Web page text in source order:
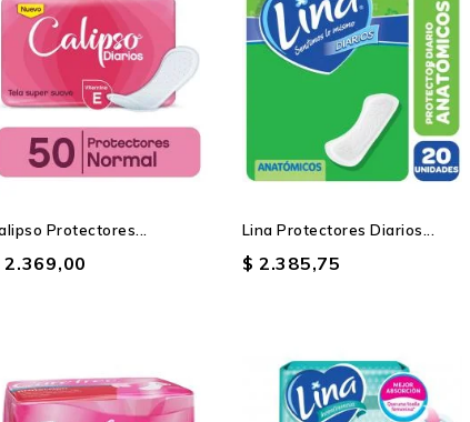
Protectores...
2.369,00
Lina Protectores Diarios...
$ 2.385,75